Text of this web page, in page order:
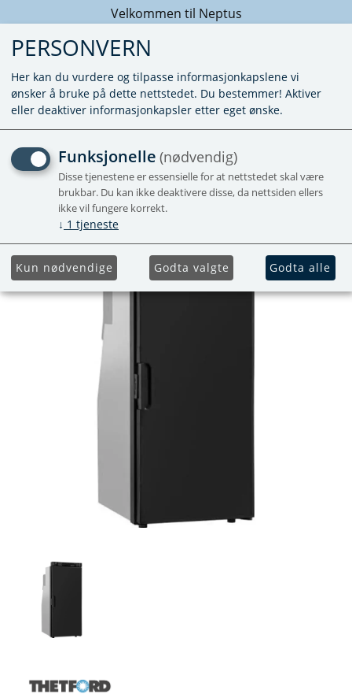
Velkommen til Neptus
KJØLESKAP T1090E
Kompressorskap
Forhåndsbestill
PERSONVERN
Her kan du vurdere og tilpasse informasjonkapslene vi
ønsker å bruke på dette nettstedet. Du bestemmer! Aktiver
eller deaktiver informasjonkapsler etter eget ønske.
Funksjonelle (nødvendig)
Disse tjenestene er essensielle for at nettstedet skal være
brukbar. Du kan ikke deaktivere disse, da nettsiden ellers
ikke vil fungere korrekt.
↓ 1 tjeneste
Kun nødvendige Godta valgte Godta alle